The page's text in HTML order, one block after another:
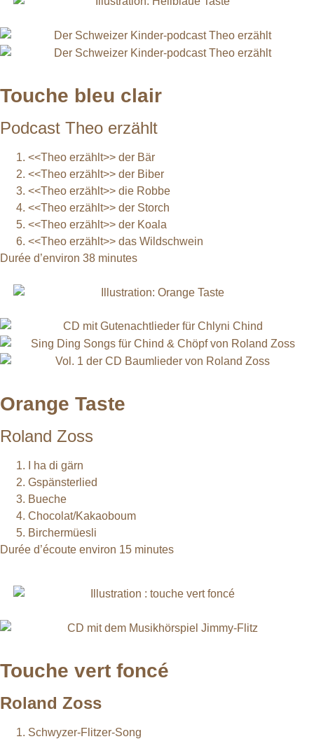
Touche bleu clair
Podcast Theo erzählt
<<Theo erzählt>> der Bär
<<Theo erzählt>> der Biber
<<Theo erzählt>> die Robbe
<<Theo erzählt>> der Storch
<<Theo erzählt>> der Koala
<<Theo erzählt>> das Wildschwein
Durée d’environ 38 minutes
Orange Taste
Roland Zoss
I ha di gärn
Gspänsterlied
Bueche
Chocolat/Kakaoboum
Birchermüesli
Durée d’écoute environ 15 minutes
Touche vert foncé
Roland Zoss
Schwyzer-Flitzer-Song